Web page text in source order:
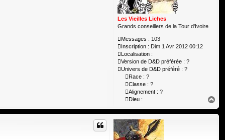
Les Vieilles Liches
Grands conseillers de la Tour d'Ivoire
Messages : 103
Inscription : Dim 1 Avr 2012 00:12
Localisation :
Version de D&D préférée : ?
Univers de D&D préféré : ?
Race : ?
Classe : ?
Alignement : ?
Dieu :
a
u